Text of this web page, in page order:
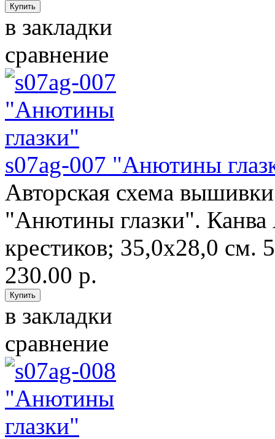
в закладки
сравнение
s07ag-007 "Анютины
Авторская схема
"Анютины глазки".
крестиков; 35,0х28,0 см.
230.00 р.
в закладки
сравнение